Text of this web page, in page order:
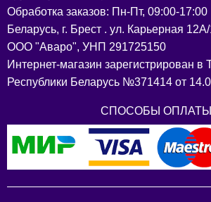
Обработка заказов: Пн-Пт, 09:00-17:00
Беларусь, г. Брест . ул. Карьерная
ООО "Аваро", УНП 291725150
Интернет-магазин зарегистрирован в
Республики Беларусь №371414 от
СПОСОБЫ